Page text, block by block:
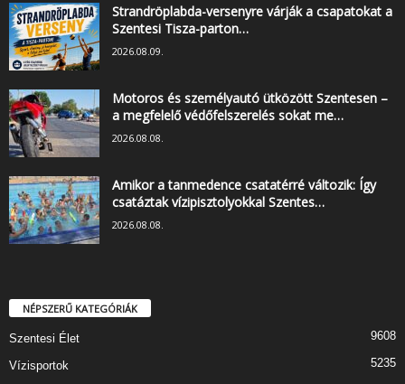
Strandröplabda-versenyre várják a csapatokat a
Szentesi Tisza-parton…
2026.08.09.
Motoros és személyautó ütközött Szentesen –
a megfelelő védőfelszerelés sokat me…
2026.08.08.
Amikor a tanmedence csatatérré változik: Így
csatáztak vízipisztolyokkal Szentes…
2026.08.08.
NÉPSZERŰ KATEGÓRIÁK
Szentesi Élet 9608
Vízisportok
5235